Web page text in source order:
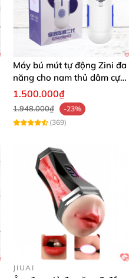
Máy bú mút tự động Zini đa
năng cho nam thủ dâm cực
đã giá tốt
1.500.000₫
1.948.000₫
-23%
(369)
JIUAI